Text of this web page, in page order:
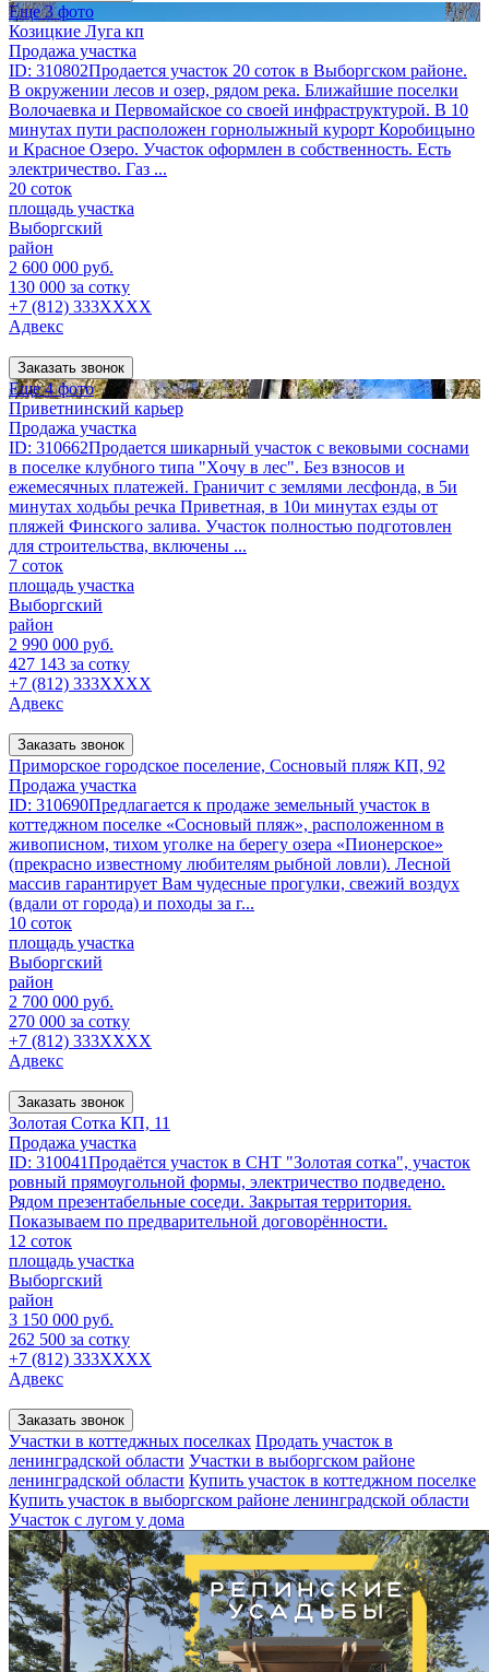
Еще 3 фото
Козицкие Луга кп
Продажа участка
ID: 310802Продается участок 20 соток в Выборгском районе.
В окружении лесов и озер, рядом река. Ближайшие поселки
Волочаевка и Первомайское со своей инфраструктурой. В 10
минутах пути расположен горнолыжный курорт Коробицыно
и Красное Озеро. Участок оформлен в собственность. Есть
электричество. Газ ...
20 соток
площадь участка
Выборгский
район
2 600 000 руб.
130 000 за сотку
+7 (812) 333XXXX
Адвекс
Заказать звонок
Еще 4 фото
Приветнинский карьер
Продажа участка
ID: 310662Пpодаетcя шикарный учаcток с вековыми соснами
в поcелкe клубногo типa "Xочу в леc". Без взносов и
ежемесячных платежей. Граничит с землями лесфонда, в 5и
минутах ходьбы речка Приветная, в 10и минутах езды от
пляжей Финского залива. Участок полностью подготовлен
для строительства, включены ...
7 соток
площадь участка
Выборгский
район
2 990 000 руб.
427 143 за сотку
+7 (812) 333XXXX
Адвекс
Заказать звонок
Приморское городское поселение, Сосновый пляж КП, 92
Продажа участка
ID: 310690Предлагается к продаже земельный участок в
коттеджном поселке «Сосновый пляж», расположенном в
живописном, тихом уголке на берегу озера «Пионерское»
(прекрасно известному любителям рыбной ловли). Лесной
массив гарантирует Вам чудесные прогулки, свежий воздух
(вдали от города) и походы за г...
10 соток
площадь участка
Выборгский
район
2 700 000 руб.
270 000 за сотку
+7 (812) 333XXXX
Адвекс
Заказать звонок
Золотая Сотка КП, 11
Продажа участка
ID: 310041Продаётся участок в СНТ "Золотая сотка", участок
ровный прямоугольной формы, электричество подведено.
Рядом презентабельные соседи. Закрытая территория.
Показываем по предварительной договорённости.
12 соток
площадь участка
Выборгский
район
3 150 000 руб.
262 500 за сотку
+7 (812) 333XXXX
Адвекс
Заказать звонок
Участки в коттеджных поселках Продать участок в
ленинградской области Участки в выборгском районе
ленинградской области Купить участок в коттеджном поселке
Купить участок в выборгском районе ленинградской области
Участок с лугом у дома